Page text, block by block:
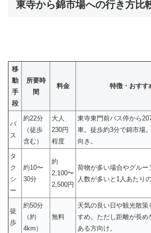
東寺から錦市場への行き方比
移
動
手
段
所要時
間
料金 特徴・おすす
バ
ス
約22分
（徒歩
含む）
大人
230円
程度
東寺東門前バス停から
車。徒歩約3分で錦市場
向き。
タ
ク
シ
ー
約10〜
30分
約
2,100〜
2,500円
荷物が多い場合やグルー
人数が多いと1人あたり
徒
歩
約50分
（約
4km）
無料
天気の良い日や観光散策
すめ。ただし距離が長め
ある方向け。